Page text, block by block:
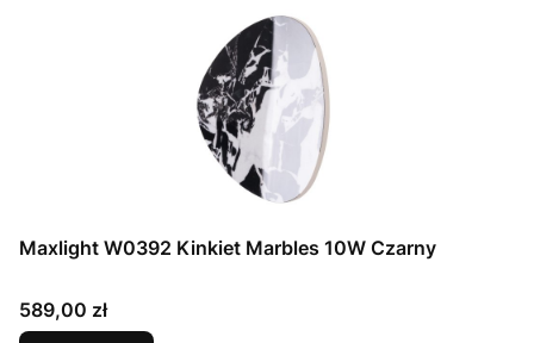
Maxlight W0392 Kinkiet Marbles 10W Czarny
Cena
589,00 zł